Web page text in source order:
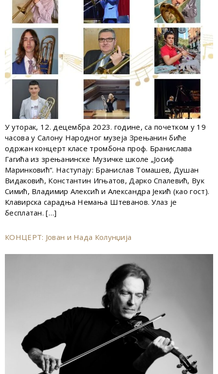
У уторак, 12. децембра 2023. године, са почетком у 19
часова у Салону Народног музеја Зрењанин биће
одржан концерт класе тромбона проф. Бранислава
Гагића из зрењанинске Музичке школе „Јосиф
Маринковић“. Наступају: Бранислав Томашев, Душан
Видаковић, Константин Игњатов, Дарко Спалевић, Вук
Симић, Владимир Алексић и Александра Јекић (као гост).
Клавирска сарадња Немања Штеванов. Улаз је
бесплатан. […]
КОНЦЕРТ: Јован и Нада Колунџија